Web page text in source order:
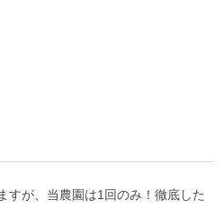
すが、当農園は1回のみ！徹底した